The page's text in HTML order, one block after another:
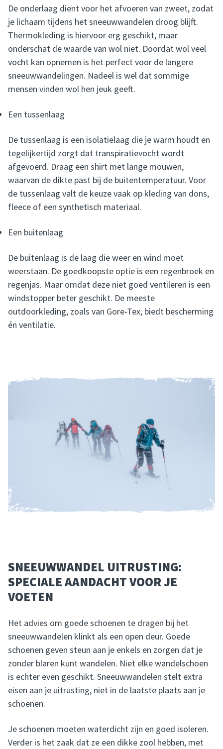
De onderlaag dient voor het afvoeren van zweet, zodat
je lichaam tijdens het sneeuwwandelen droog blijft.
Thermokleding is hiervoor erg geschikt, maar
onderschat de waarde van wol niet. Doordat wol veel
vocht kan opnemen is het perfect voor de langere
sneeuwwandelingen. Nadeel is wel dat sommige
mensen vinden wol hen jeuk geeft.
Een tussenlaag
De tussenlaag is een isolatielaag die je warm houdt en
tegelijkertijd zorgt dat transpiratievocht wordt
afgevoerd. Draag een shirt met lange mouwen,
waarvan de dikte past bij de buitentemperatuur. Voor
de tussenlaag valt de keuze vaak op kleding van dons,
fleece of een synthetisch materiaal.
Een buitenlaag
De buitenlaag is de laag die weer en wind moet
weerstaan. De goedkoopste optie is een regenbroek en
regenjas. Maar omdat deze niet goed ventileren is een
windstopper beter geschikt. De meeste
outdoorkleding, zoals van Gore-Tex, biedt bescherming
én ventilatie.
SNEEUWWANDEL UITRUSTING:
SPECIALE AANDACHT VOOR JE
VOETEN
Het advies om goede schoenen te dragen bij het
sneeuwwandelen klinkt als een open deur. Goede
schoenen geven steun aan je enkels en zorgen dat je
zonder blaren kunt wandelen. Niet elkewandelschoen
is echter even geschikt. Sneeuwwandelen stelt extra
eisen aan je uitrusting, niet in de laatste plaats aan je
schoenen.
Je schoenen moeten waterdicht zijn en goed isoleren.
Verder is het zaak dat ze een dikke zool hebben, met